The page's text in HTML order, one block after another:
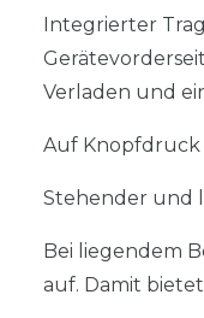
Integrierter
Verladen und
Auf Knopfdruck
Stehender und
Bei liegendem
auf. Damit